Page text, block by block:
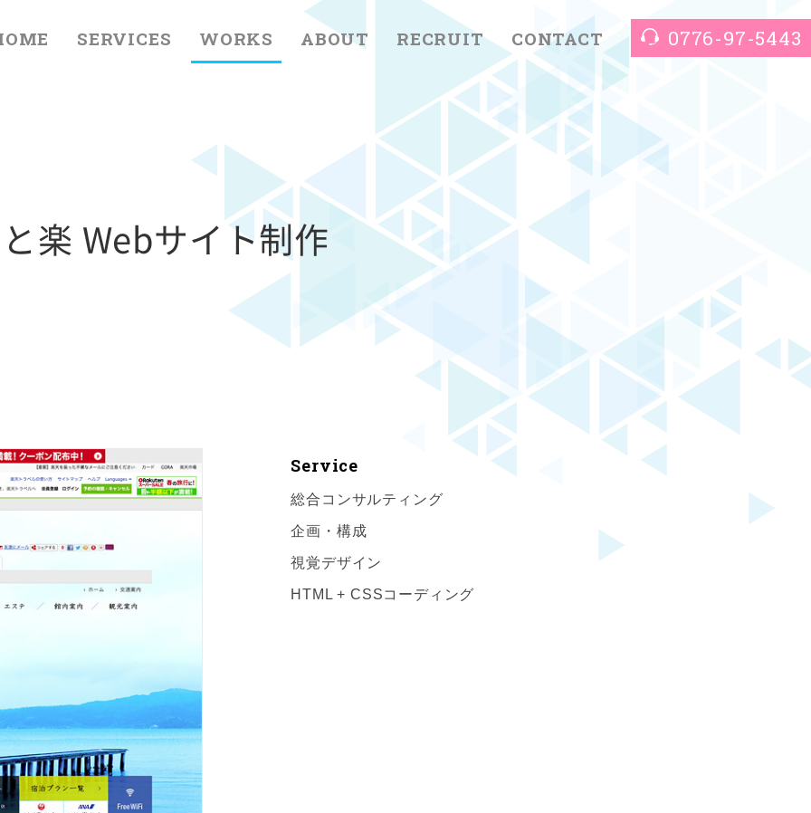
SERVICES WORKS ABOUT RECRUIT CONTACT 0776-97-5443
楽 Webサイト制作
Service
総合コンサルティング
企画・構成
視覚デザイン
HTML + CSSコーディング